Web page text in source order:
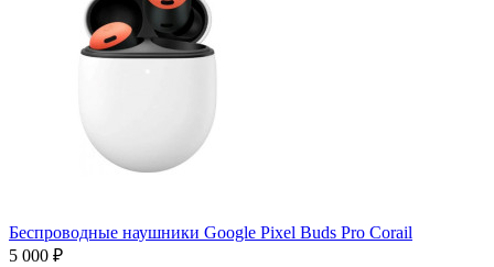
Беспроводные наушники Google Pixel Buds Pro Corail
5 000 ₽